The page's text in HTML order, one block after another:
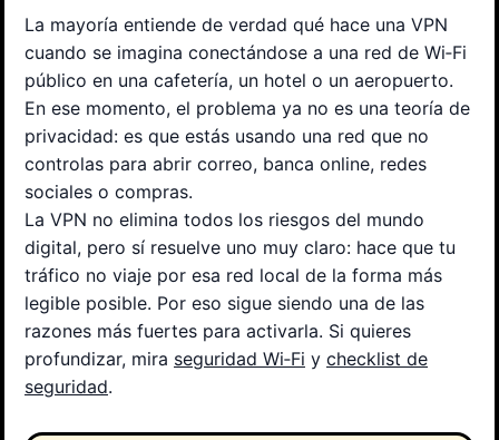
La mayoría entiende de verdad qué hace una VPN
cuando se imagina conectándose a una red de Wi‑Fi
público en una cafetería, un hotel o un aeropuerto.
En ese momento, el problema ya no es una teoría de
privacidad: es que estás usando una red que no
controlas para abrir correo, banca online, redes
sociales o compras.
La VPN no elimina todos los riesgos del mundo
digital, pero sí resuelve uno muy claro: hace que tu
tráfico no viaje por esa red local de la forma más
legible posible. Por eso sigue siendo una de las
razones más fuertes para activarla. Si quieres
profundizar, mira seguridad Wi‑Fi y checklist de
seguridad.